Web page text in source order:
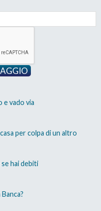
e vado via
per colpa di un altro
hai debiti